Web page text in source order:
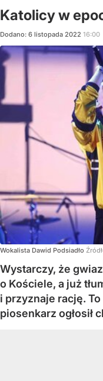
Katolicy w
Dodano: 6 listopada 2022 16:00
Wokalista Dawid Podsiadło
Wystarczy, że
o Kościele, a już
i przyznaje rację.
piosenkarz ogłosił